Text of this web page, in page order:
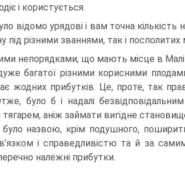
і користується.
відомо урядові і вам точна кількість
різними званнями, так і посполитих
непорядками, що мають місце в
багатої різними корисними
жодних прибутків. Це, проте, так
було б і надалі
тягарем, аніж займати вигідне
назвою, крім подушного,
і справедливістю та й за
належні прибутки.